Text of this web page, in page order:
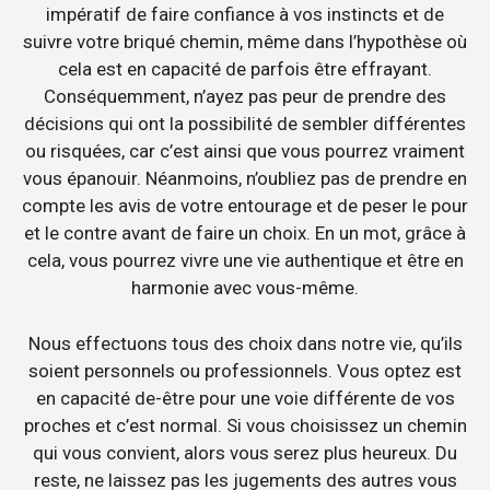
impératif de faire confiance à vos instincts et de
suivre votre briqué chemin, même dans l’hypothèse où
cela est en capacité de parfois être effrayant.
Conséquemment, n’ayez pas peur de prendre des
décisions qui ont la possibilité de sembler différentes
ou risquées, car c’est ainsi que vous pourrez vraiment
vous épanouir. Néanmoins, n’oubliez pas de prendre en
compte les avis de votre entourage et de peser le pour
et le contre avant de faire un choix. En un mot, grâce à
cela, vous pourrez vivre une vie authentique et être en
harmonie avec vous-même.
Nous effectuons tous des choix dans notre vie, qu’ils
soient personnels ou professionnels. Vous optez est
en capacité de-être pour une voie différente de vos
proches et c’est normal. Si vous choisissez un chemin
qui vous convient, alors vous serez plus heureux. Du
reste, ne laissez pas les jugements des autres vous